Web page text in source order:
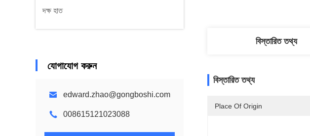
দক্ষ হাত
যোগাযোগ করুন
edward.zhao@gongboshi.com
008615121023088
বিস্তারিত তথ্য
বিস্তারিত তথ্য
Place Of Origin